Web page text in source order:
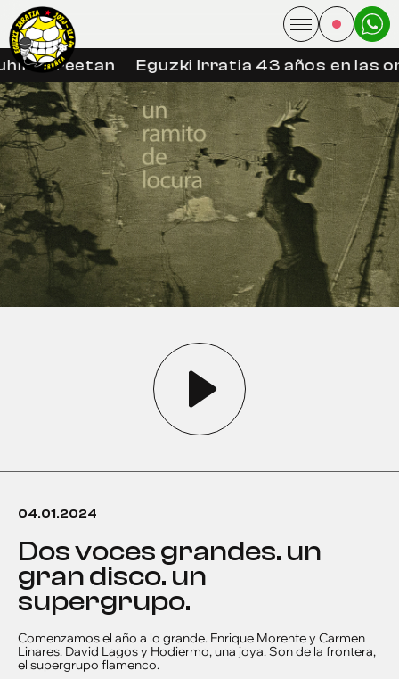
libreetan Eguzki Irratia 43 años en las
04.01.2024
dos voces grandes. un
gran disco. un
supergrupo.
Comenzamos el año a lo grande. Enrique Morente y Carmen
Linares. David Lagos y Hodiermo, una joya. Son de la frontera,
el supergrupo flamenco.